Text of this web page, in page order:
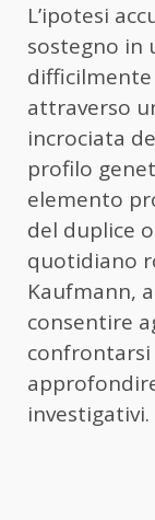
L’ipotesi
sostegno in
attraverso
incrociata
profilo
elemento
del duplice
quotidiano
Kaufmann,
consentire
confrontarsi
investigativi.